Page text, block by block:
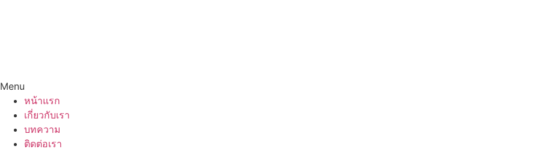
Menu
หน้าแรก
เกี่ยวกับเรา
บทความ
ติดต่อเรา